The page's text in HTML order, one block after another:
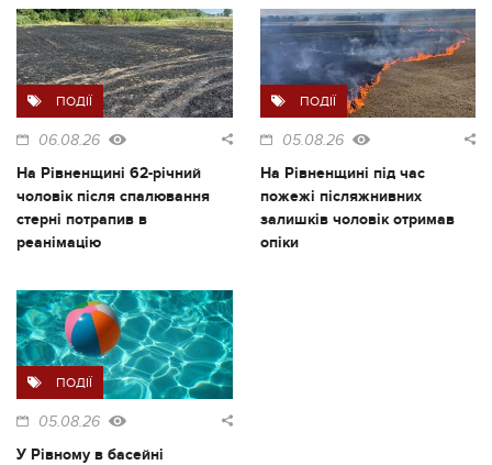
ПОДІЇ
06.08.26
На Рівненщині 62-річний
чоловік після спалювання
стерні потрапив в
реанімацію
ПОДІЇ
05.08.26
На Рівненщині під час
пожежі післяжнивних
залишків чоловік отримав
опіки
ПОДІЇ
05.08.26
У Рівному в басейні